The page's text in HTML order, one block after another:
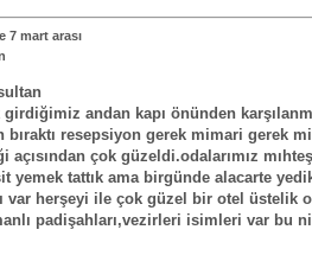
7 mart arası
girdiğimiz andan kapı önünden
bıraktı resepsiyon gerek mimari gerek
açısından çok güzeldi.odalarımız
yemek tattık ama birgünde alacarte
var herşeyi ile çok güzel bir otel üstelik
padişahları,vezirleri isimleri var bu